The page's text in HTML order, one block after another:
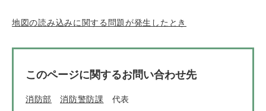
地図の読み込みに関する問題が発生したとき
このページに関するお問い合わせ先
消防部 消防警防課 代表